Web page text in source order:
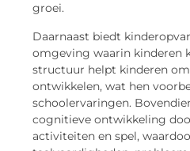
groei.
Daarnaast biedt
omgeving waarin kinderen
structuur helpt kinderen
ontwikkelen, wat hen
schoolervaringen.
cognitieve ontwikkeling
activiteiten en spel,